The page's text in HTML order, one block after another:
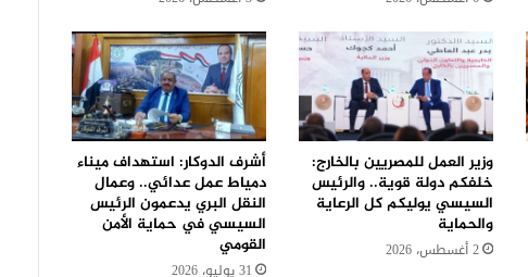
وزير العمل للمصريين بالخارج:
خلفكم دولة قوية.. والرئيس
السيسي يوليكم كل الرعاية
والحماية
2 أغسطس، 2026
أشرف الدوكار: استهداف ميناء
دمياط عمل عدائي.. وعمال
النقل البري يدعمون الرئيس
السيسي في حماية الأمن
القومي
31 يوليو، 2026